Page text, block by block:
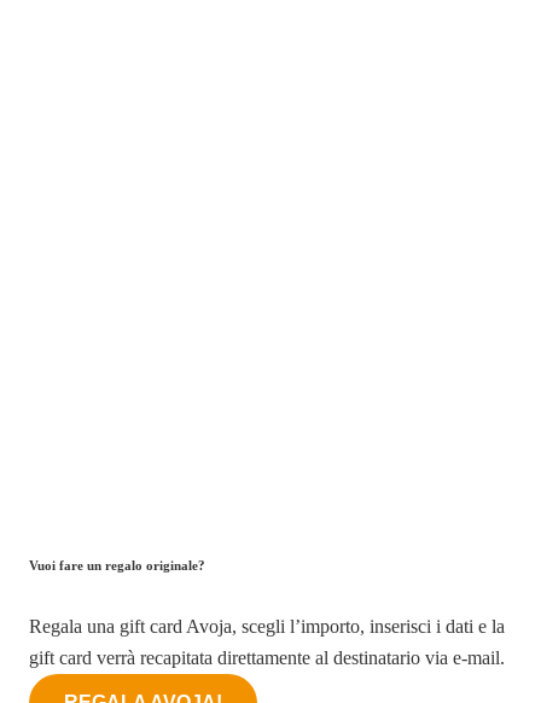
Vuoi fare un regalo originale?
Regala una gift card Avoja, scegli l’importo, inserisci i dati e la
gift card verrà recapitata direttamente al destinatario via e-mail.